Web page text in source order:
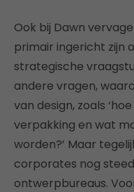
Ook bij Dawn
primair ingericht zijn
strategische
andere vragen,
van design, zoals
verpakking en wat
worden?’ Maar
corporates nog
ontwerpbureaus.